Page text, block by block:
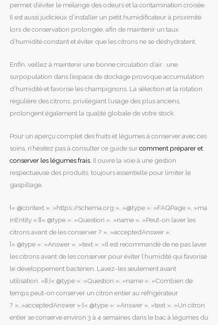
permet d’éviter le mélange des odeurs et la contamination croisée.
Il est aussi judicieux d’installer un petit humidificateur à proximité
lors de conservation prolongée, afin de maintenir un taux
d’humidité constant et éviter que les citrons ne se déshydratent.
Enfin, veillez à maintenir une bonne circulation d’air : une
surpopulation dans l’espace de stockage provoque accumulation
d’humidité et favorise les champignons. La sélection et la rotation
régulière des citrons, privilégiant l’usage des plus anciens,
prolongent également la qualité globale de votre stock.
Pour un aperçu complet des fruits et légumes à conserver avec ces
soins, n’hésitez pas à consulter ce guide surcomment préparer et
conserver les légumes frais . Il ouvre la voie à une gestion
respectueuse des produits, toujours essentielle pour limiter le
gaspillage.
{« @context »: »https://schema.org », »@type »: »FAQPage », »ma
inEntity »:[{« @type »: »Question », »name »: »Peut-on laver les
citrons avant de les conserver ? », »acceptedAnswer »:
{« @type »: »Answer », »text »: »Il est recommandé de ne pas laver
les citrons avant de les conserver pour éviter l’humidité qui favorise
le développement bactérien. Lavez-les seulement avant
utilisation. »}},{« @type »: »Question », »name »: »Combien de
temps peut-on conserver un citron entier au réfrigérateur
? », »acceptedAnswer »:{« @type »: »Answer », »text »: »Un citron
entier se conserve environ 3 à 4 semaines dans le bac à légumes du